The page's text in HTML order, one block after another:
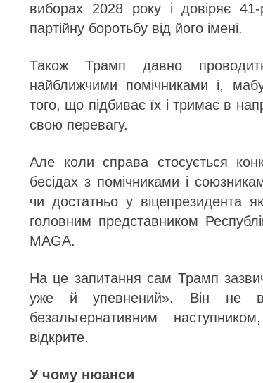
виборах 2028 року і довіряє 41-
партійну боротьбу від його імені.
Також Трамп давно
найближчими помічниками і,
того, що підбиває їх і тримає в
свою перевагу.
Але коли справа стосується
бесідах з помічниками і
чи достатньо у віцепрезидента
головним представником
MAGA.
На це запитання сам Трамп
уже й упевнений». Він не
безальтернативним
відкрите.
У чому нюанси